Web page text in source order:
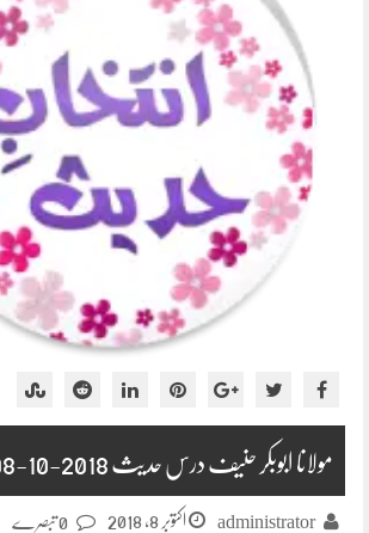
مولانا ابوبکر حنیف درس حدیث 2018-10-08
administrator اکتوبر 8, 2018